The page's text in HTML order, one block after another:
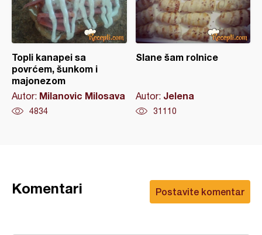
Topli kanapei sa
povrćem, šunkom i
majonezom
Autor: Milanovic Milosava
4834
Slane šam rolnice
Autor: Jelena
31110
Postavite komentar
Komentari